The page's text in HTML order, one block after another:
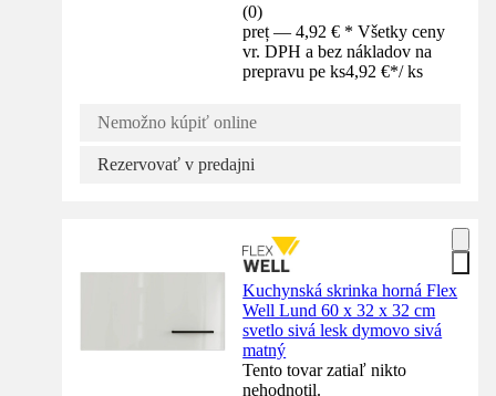
(0)
preț — 4,92 € * Všetky ceny
vr. DPH a bez nákladov na
prepravu pe ks4,92 €*/ ks
Nemožno kúpiť online
Rezervovať v predajni
Kuchynská skrinka horná Flex
Well Lund 60 x 32 x 32 cm
svetlo sivá lesk dymovo sivá
matný
Tento tovar zatiaľ nikto
nehodnotil.